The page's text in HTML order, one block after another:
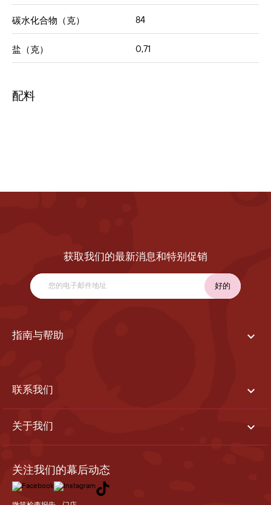
碳水化合物（克） 84
盐（克） 0,71
配料
获取我们的最新消息和特别促销
指南与帮助 
联系我们 
关于我们 
关注我们的幕后动态